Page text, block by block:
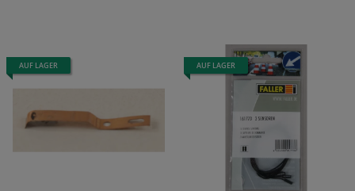
AUF LAGER AUF LAGER